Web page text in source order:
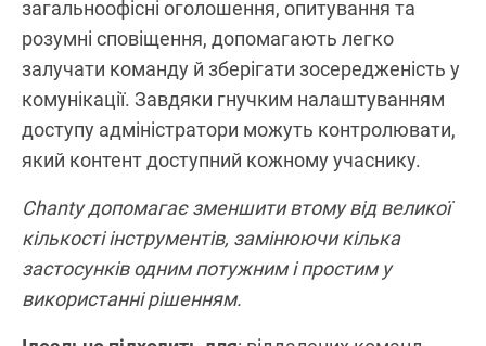
Kanban-дошка в Chanty
Додаткові функції, як-от голосові повідомлення,
загальноофісні оголошення, опитування та
розумні сповіщення, допомагають легко
залучати команду й зберігати зосередженість у
комунікації. Завдяки гнучким налаштуванням